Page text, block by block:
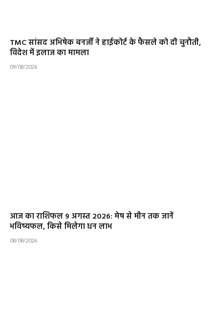
TMC सांसद अभिषेक बनर्जी ने हाईकोर्ट के फैसले को दी चुनौती,
विदेश में इलाज का मामला
09/08/2026
आज का राशिफल 9 अगस्त 2026: मेष से मीन तक जानें
भविष्यफल, किसे मिलेगा धन लाभ
08/08/2026